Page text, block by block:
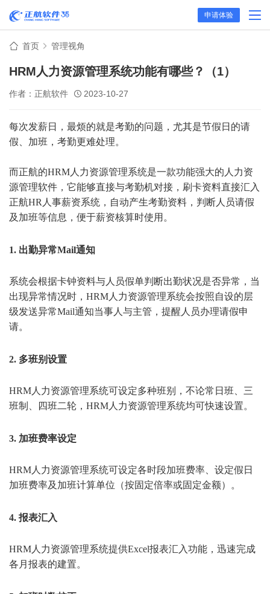
申请体验
首页 管理视角
HRM人力资源管理系统功能有哪些？（1）
作者：正航软件 2023-10-27
每次发薪日，最烦的就是考勤的问题，尤其是节假日的请
假、加班，考勤更难处理。
而正航的HRM人力资源管理系统是一款功能强大的人力资
源管理软件，它能够直接与考勤机对接，刷卡资料直接汇入
正航HR人事薪资系统，自动产生考勤资料，判断人员请假
及加班等信息，便于薪资核算时使用。
1. 出勤异常Mail通知
系统会根据卡钟资料与人员假单判断出勤状况是否异常，当
出现异常情况时， HRM人力资源管理系统会按照自设的层
级发送异常Mail通知当事人与主管，提醒人员办理请假申
请。
2. 多班别设置
HRM人力资源管理系统可设定多种班别，不论常日班、三
班制、四班二轮， HRM人力资源管理系统均可快速设置。
3. 加班费率设定
HRM人力资源管理系统可设定各时段加班费率、设定假日
加班费率及加班计算单位（按固定倍率或固定金额）。
4. 报表汇入
HRM人力资源管理系统提供Excel报表汇入功能，迅速完成
各月报表的建置。